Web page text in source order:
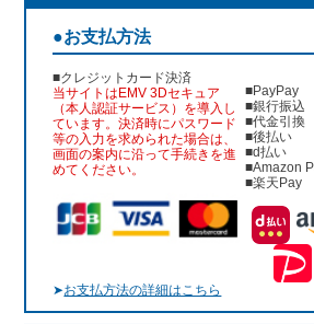
●お支払方法
■クレジットカード決済
当サイトはEMV 3Dセキュア
（本人認証サービス）を導入し
ています。決済時にパスワード
等の入力を求められた場合は、
画面の案内に沿って手続きを進
めてください。
■PayPay
■銀行振込
■代金引換
■後払い
■d払い
■Amazon
■楽天Pay
➤お支払方法の詳細はこちら